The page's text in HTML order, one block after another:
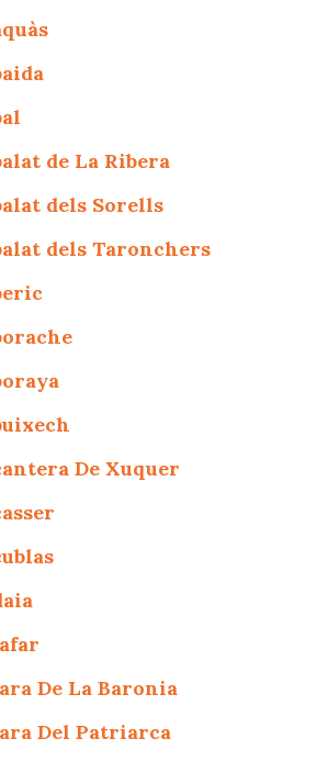
de La Ribera
dels Sorells
dels Taronchers
De Xuquer
De La Baronia
Del Patriarca